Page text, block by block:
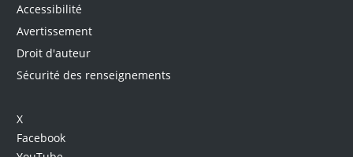
Accessibilité
Avertissement
Droit d'auteur
Sécurité des renseignements
X
Facebook